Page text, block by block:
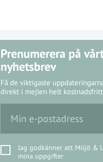
Prenumerera på
nyhetsbrev
Få de viktigaste
direkt i mejlen helt
Jag godkänner att Miljö &
mina uppgifter